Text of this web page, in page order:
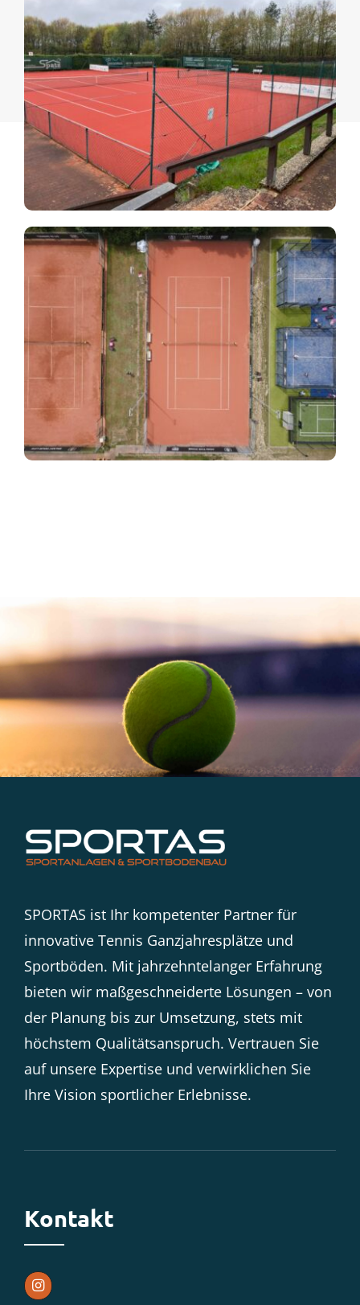
SPORTAS ist Ihr kompetenter Partner für
innovative Tennis Ganzjahresplätze und
Sportböden. Mit jahrzehntelanger Erfahrung
bieten wir maßgeschneiderte Lösungen – von
der Planung bis zur Umsetzung, stets mit
höchstem Qualitätsanspruch. Vertrauen Sie
auf unsere Expertise und verwirklichen Sie
Ihre Vision sportlicher Erlebnisse.
Kontakt